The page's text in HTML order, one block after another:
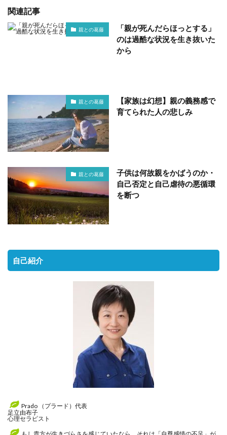
関連記事
親との葛藤
「親が死んだらほっとする」
のは過酷な状況を生き抜いた
から
親との葛藤
【家族は幻想】親の義務感で
育てられた人の悲しみ
親との葛藤
子供は何故親をかばうのか・
自己否定と自己虐待の悪循環
を断つ
自己紹介
Prado （プラード）代表
足立由布子
心理セラピスト